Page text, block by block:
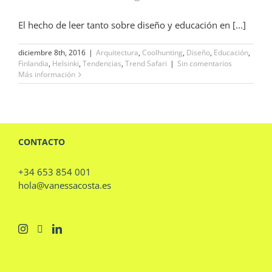
El hecho de leer tanto sobre diseño y educación en [...]
diciembre 8th, 2016 | Arquitectura, Coolhunting, Diseño, Educación,
Finlandia, Helsinki, Tendencias, Trend Safari | Sin comentarios
Más información
CONTACTO
+34 653 854 001
hola@vanessacosta.es